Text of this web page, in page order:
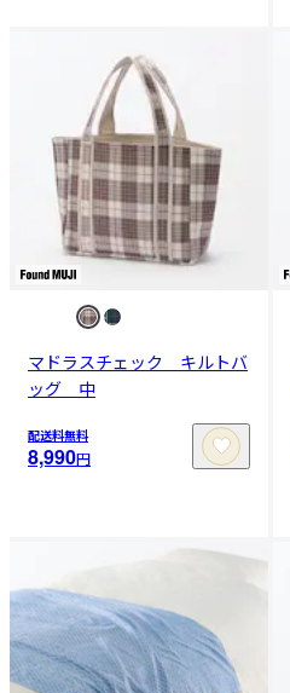
マドラスチェック キルトバ
ッグ 中
配送料無料
8,990円